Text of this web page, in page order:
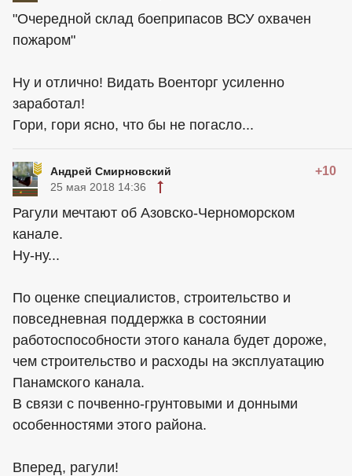
"Очередной склад боеприпасов ВСУ охвачен
пожаром"
Ну и отлично! Видать Военторг усиленно
заработал!
Гори, гори ясно, что бы не погасло...
Андрей Смирновский +10
25 мая 2018 14:36
Рагули мечтают об Азовско-Черноморском
канале.
Ну-ну...
По оценке специалистов, строительство и
повседневная поддержка в состоянии
работоспособности этого канала будет дороже,
чем строительство и расходы на эксплуатацию
Панамского канала.
В связи с почвенно-грунтовыми и донными
особенностями этого района.
Вперед, рагули!